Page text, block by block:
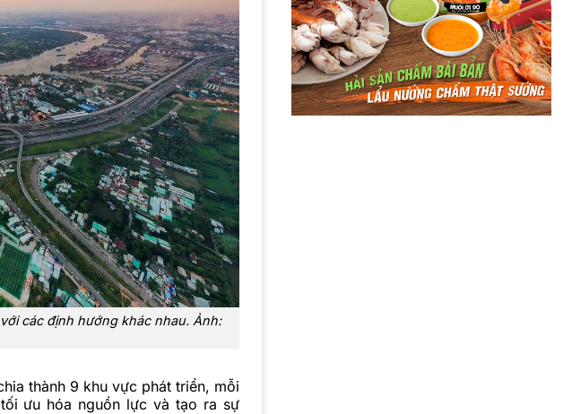
các định hướng khác nhau. Ảnh:
thành 9 khu vực phát triển, mỗi
ưu hóa nguồn lực và tạo ra sự